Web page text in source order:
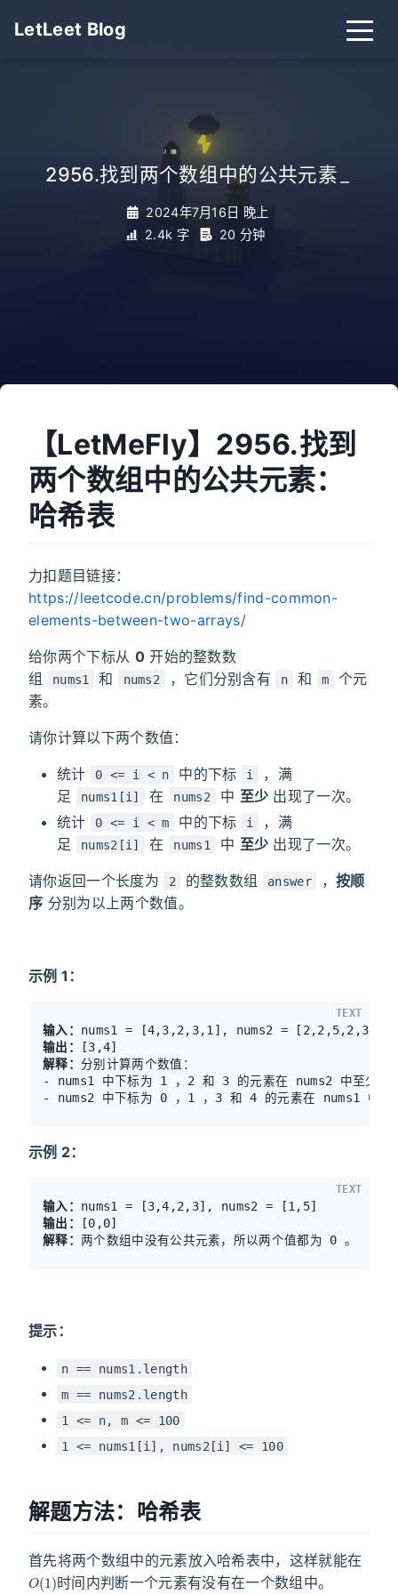
LetLeet Blog
2956.找到两个数组中的公共元素
2024年7月16日 晚上
2.4k 字
20 分钟
【LetMeFly】2956.找到
两个数组中的公共元素：
哈希表
力扣题目链接：
https://leetcode.cn/problems/find-common-
elements-between-two-arrays/
给你两个下标从 0开始的整数数
组
nums1 和 nums2 ，它们分别含有 n 和 m
个元
素。
请你计算以下两个数值：
统计 0 <= i < n 中的下标 i
，满
足
nums1[i] 在 nums2 中 至少 出现了一次。
统计
0 <= i < m 中的下标 i
，满
足
nums2[i] 在 nums1 中 至少 出现了一次。
请你返回一个长度为 2 的整数数组 answer ，按顺
序 分别为以上两个数值。
示例 1：
输入：
输出：
解释： 分别计算两个数值：
- nums1 中下标为 1 ，2 和 3 的元素在 nums2 中至少出
TEXT
示例 2：
输入：
输出：
解释：
TEXT
提示：
n == nums1.length
m == nums2.length
1 <= n, m <= 100
1 <= nums1[i], nums2[i] <= 100
解题方法：哈希表
首先将两个数组中的元素放入哈希表中，这样就能在
O(1)
时间内判断一个元素有没有在一个数组中。